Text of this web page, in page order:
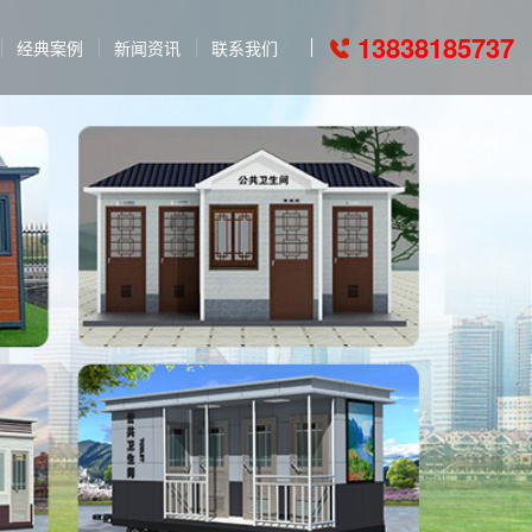
经典案例 新闻资讯 联系我们 13838185737